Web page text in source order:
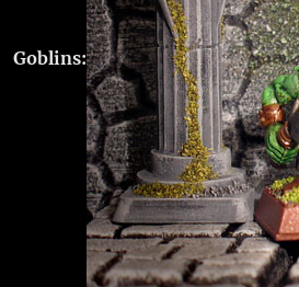
Goblins: